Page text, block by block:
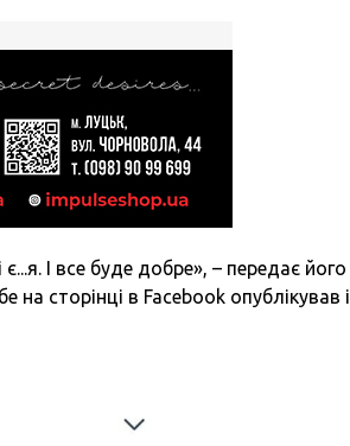
І все буде добре», – передає його
сторінці в Facebook опублікував і